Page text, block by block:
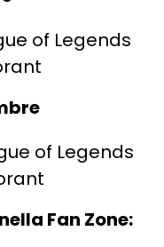
of Legends
of Legends
Fan Zone: